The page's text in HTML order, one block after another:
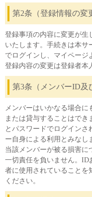
languageLanguage：日本語
mailお問い合わせ
第2条（登録情報の変
登録事項の内容に変更が生
いたします。手続きは本サ
でログインし、マイページ
登録内容の変更は登録者本
第3条（メンバーID及
メンバーはいかなる場合
または貸与することはで
とパスワードでログイン
ー自身による利用とみなし
当該メンバーが被る損害に
一切責任を負いません。ID
者に使用されていることを
ください。